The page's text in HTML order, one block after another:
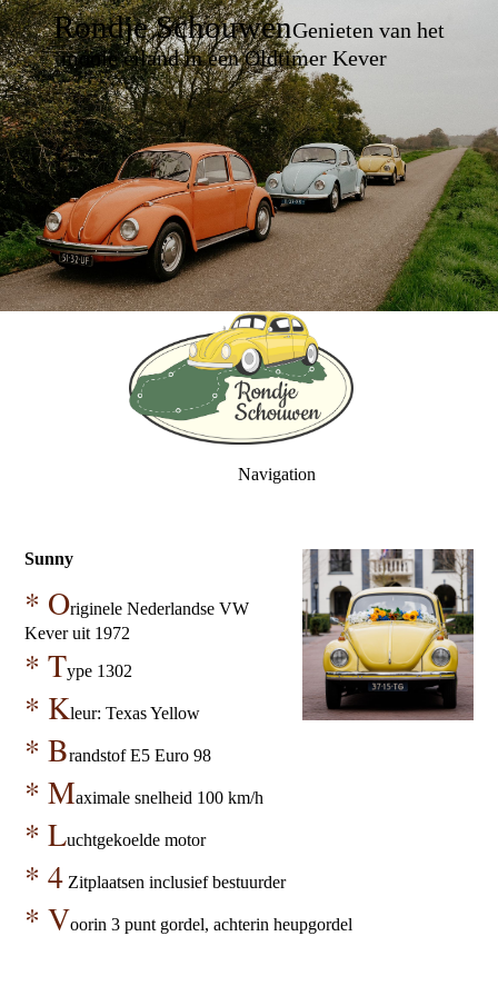
Rondje SchouwenGenieten van het
mooie eiland in een Oldtimer Kever
Navigation
Sunny
* Originele Nederlandse VW
Kever uit 1972
* Type 1302
* Kleur: Texas Yellow
* Brandstof E5 Euro 98
* Maximale snelheid 100 km/h
* Luchtgekoelde motor
* 4 Zitplaatsen inclusief bestuurder
* Voorin 3 punt gordel, achterin heupgordel